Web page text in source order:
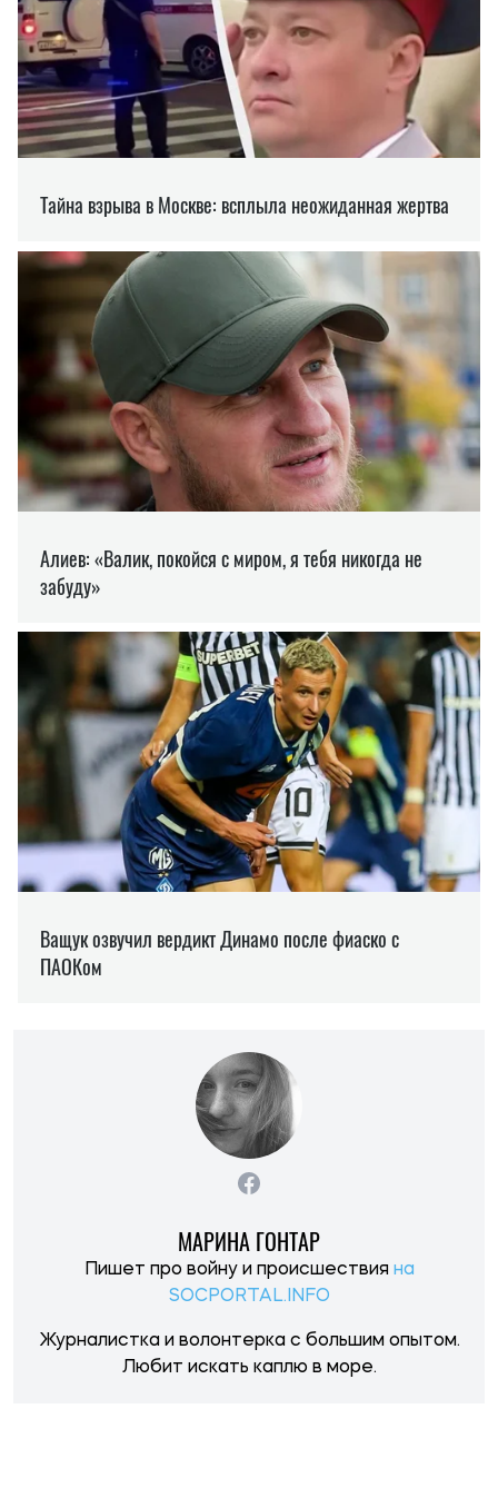
МАРИНА ГОНТАР
Пишет про войну и происшествия на
SOCPORTAL.INFO
Журналистка и волонтерка с большим опытом.
Любит искать каплю в море.